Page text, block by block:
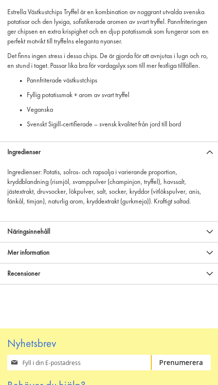
Estrella Västkustchips Tryffel är en kombination av noggrant utvalda svenska
potatisar och den lyxiga, sofistikerade aromen av svart tryffel. Pannfriteringen
ger chipsen en extra krispighet och en djup potatissmak som fungerar som en
perfekt motvikt till tryffelns eleganta nyanser.
Det finns ingen stress i dessa chips. De är gjorda för att avnjutas i lugn och ro,
en stund i taget. Passar lika bra för vardagslyx som till mer festliga tillfällen.
Pannfriterade västkustchips
Fyllig potatissmak + arom av svart tryffel
Veganska
Svenskt Sigill-certifierade – svensk kvalitet från jord till bord
Ingredienser
Ingredienser: Potatis, solros- och rapsolja i varierande proportion,
kryddblandning (rismjöl, svamppulver (champinjon, tryffel), havssalt,
jästextrakt, druvsocker, lökpulver, salt, socker, kryddor (vitlökspulver, anis,
fänkål, timjan), naturlig arom, kryddextrakt (gurkmeja)). Kraftigt saltad.
Näringsinnehåll
Mer information
Recensioner
Nyhetsbrev
Prenumerera
på
Prenumerera